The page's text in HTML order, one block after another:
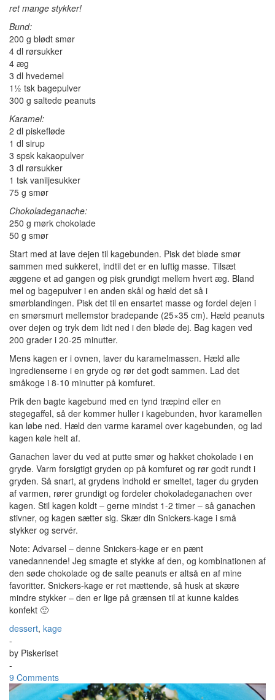
ret mange stykker!
Bund:
200 g blødt smør
4 dl rørsukker
4 æg
3 dl hvedemel
1½ tsk bagepulver
300 g saltede peanuts
Karamel:
2 dl piskefløde
1 dl sirup
3 spsk kakaopulver
3 dl rørsukker
1 tsk vaniljesukker
75 g smør
Chokoladeganache:
250 g mørk chokolade
50 g smør
Start med at lave dejen til kagebunden. Pisk det bløde smør
sammen med sukkeret, indtil det er en luftig masse. Tilsæt
æggene et ad gangen og pisk grundigt mellem hvert æg. Bland
mel og bagepulver i en anden skål og hæld det så i
smørblandingen. Pisk det til en ensartet masse og fordel dejen i
en smørsmurt mellemstor bradepande (25×35 cm). Hæld peanuts
over dejen og tryk dem lidt ned i den bløde dej. Bag kagen ved
200 grader i 20-25 minutter.
Mens kagen er i ovnen, laver du karamelmassen. Hæld alle
ingredienserne i en gryde og rør det godt sammen. Lad det
småkoge i 8-10 minutter på komfuret.
Prik den bagte kagebund med en tynd træpind eller en
stegegaffel, så der kommer huller i kagebunden, hvor karamellen
kan løbe ned. Hæld den varme karamel over kagebunden, og lad
kagen køle helt af.
Ganachen laver du ved at putte smør og hakket chokolade i en
gryde. Varm forsigtigt gryden op på komfuret og rør godt rundt i
gryden. Så snart, at grydens indhold er smeltet, tager du gryden
af varmen, rører grundigt og fordeler chokoladeganachen over
kagen. Stil kagen koldt – gerne mindst 1-2 timer – så ganachen
stivner, og kagen sætter sig. Skær din Snickers-kage i små
stykker og servér.
Note: Advarsel – denne Snickers-kage er en pænt
vanedannende! Jeg smagte et stykke af den, og kombinationen af
den søde chokolade og de salte peanuts er altså en af mine
favoritter. Snickers-kage er ret mættende, så husk at skære
mindre stykker – den er lige på grænsen til at kunne kaldes
konfekt 🙂
dessert, kage
-
by Piskeriset
-
9 Comments